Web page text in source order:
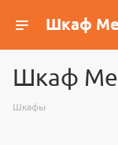
Шкаф
Шкафы